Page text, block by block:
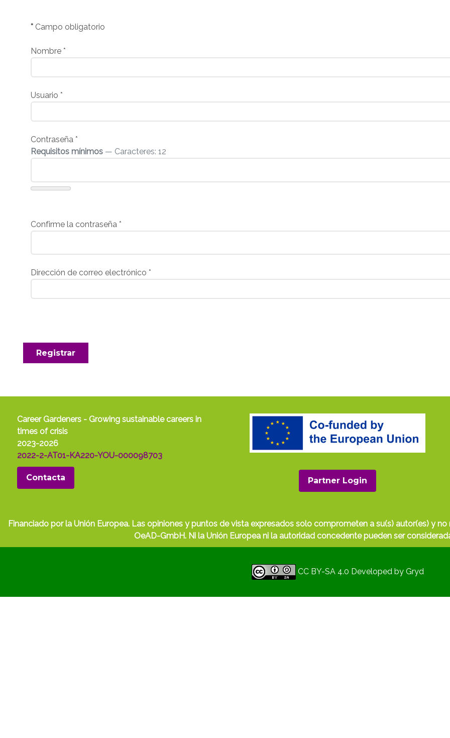
* Campo obligatorio
Nombre *
Usuario *
Contraseña *
Requisitos mínimos — Caracteres: 12
Confirme la contraseña *
Dirección de correo electrónico *
Registrar
Career Gardeners - Growing sustainable careers in
times of crisis
2023-2026
2022-2-AT01-KA220-YOU-000098703
Contacta Partner Login
Financiado por la Unión Europea. Las opiniones y puntos de vista expresados solo comprometen a su(s) autor(es) y
OeAD-GmbH. Ni la Unión Europea ni la autoridad concedente pueden ser
CC BY-SA 4.0 Developed by Gryd